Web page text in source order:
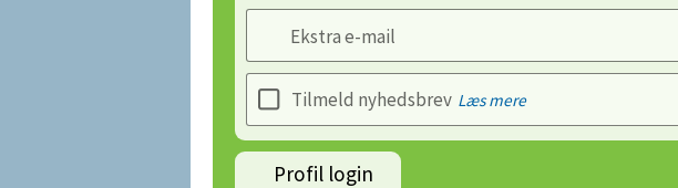
Ekstra e-mail
Tilmeld nyhedsbrev Læs mere
Profil login